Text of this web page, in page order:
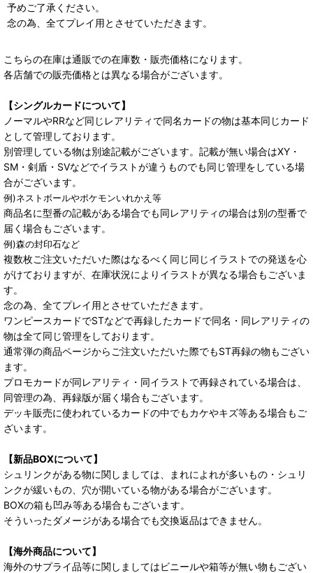
予めご了承ください。
念の為、全てプレイ用とさせていただきます。
こちらの在庫は通販での在庫数・販売価格になります。
各店舗での販売価格とは異なる場合がございます。
【シングルカードについて】
ノーマルやRRなど同じレアリティで同名カードの物は基本同じカード
として管理しております。
別管理している物は別途記載がございます。記載が無い場合はXY・
SM・剣盾・SVなどでイラストが違うものでも同じ管理をしている場
合がございます。
例)ネストボールやポケモンいれかえ等
商品名に型番の記載がある場合でも同レアリティの場合は別の型番で
届く場合もございます。
例)森の封印石など
複数枚ご注文いただいた際はなるべく同じ同じイラストでの発送を心
がけておりますが、在庫状況によりイラストが異なる場合もございま
す。
念の為、全てプレイ用とさせていただきます。
ワンピースカードでSTなどで再録したカードで同名・同レアリティの
物は全て同じ管理をしております。
通常弾の商品ページからご注文いただいた際でもST再録の物もござい
ます。
プロモカードが同レアリティ・同イラストで再録されている場合は、
同管理の為、再録版が届く場合もございます。
デッキ販売に使われているカードの中でもカケやキズ等ある場合もご
ざいます。
【新品BOXについて】
シュリンクがある物に関しましては、まれによれが多いもの・シュリ
ンクが緩いもの、穴が開いている物がある場合がございます。
BOXの箱も凹み等ある場合もございます。
そういったダメージがある場合でも交換返品はできません。
【海外商品について】
海外のサプライ品等に関しましてはビニールや箱等が無い物もござい